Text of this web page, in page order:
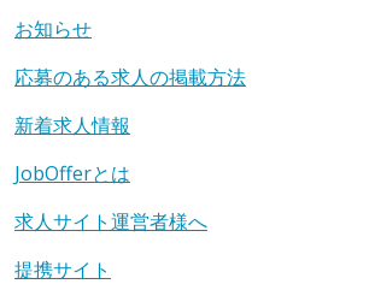
お知らせ
応募のある求人の掲載方法
新着求人情報
JobOfferとは
求人サイト運営者様へ
提携サイト